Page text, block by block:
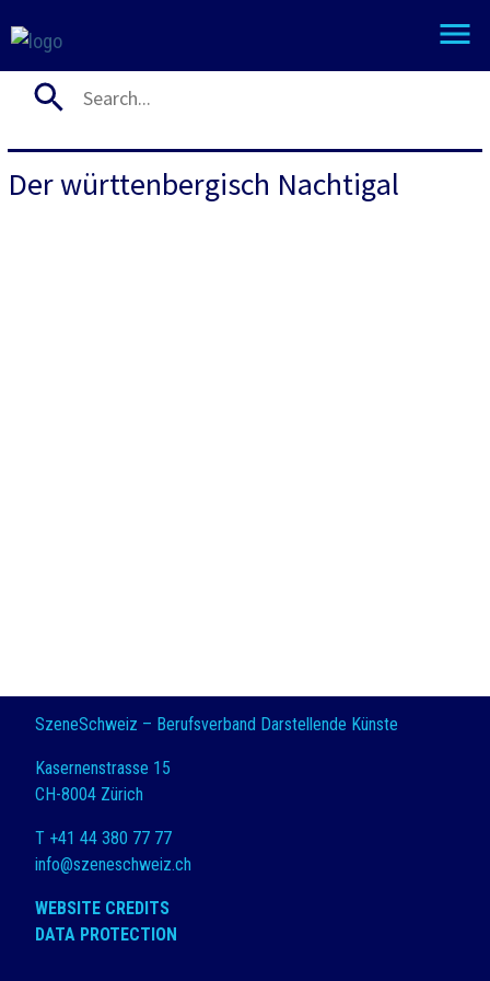
Der württenbergisch Nachtigal
SzeneSchweiz – Berufsverband Darstellende Künste
Kasernenstrasse 15
CH-8004 Zürich
T +41 44 380 77 77
info@szeneschweiz.ch
WEBSITE CREDITS
DATA PROTECTION